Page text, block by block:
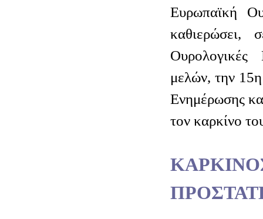
Ευρωπαϊκή
καθιερώσει,
μελών, την
Ενημέρωσης
τον καρκίνο